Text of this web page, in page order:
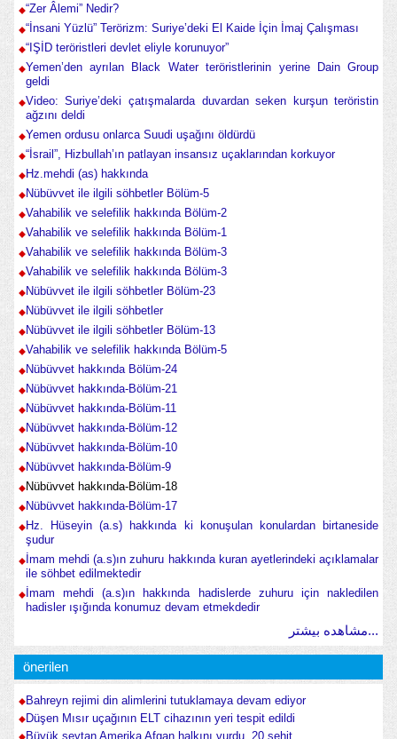
“Zer Âlemi” Nedir?
“İnsani Yüzlü” Terörizm: Suriye’deki El Kaide İçin İmaj Çalışması
“IŞİD teröristleri devlet eliyle korunuyor”
Yemen’den ayrılan Black Water teröristlerinin yerine Dain Group
geldi
Video: Suriye’deki çatışmalarda duvardan seken kurşun teröristin
ağzını deldi
Yemen ordusu onlarca Suudi uşağını öldürdü
“İsrail”, Hizbullah’ın patlayan insansız uçaklarından korkuyor
Hz.mehdi (as) hakkında
Nübüvvet ile ilgili söhbetler Bölüm-5
Vahabilik ve selefilik hakkında Bölüm-2
Vahabilik ve selefilik hakkında Bölüm-1
Vahabilik ve selefilik hakkında Bölüm-3
Vahabilik ve selefilik hakkında Bölüm-3
Nübüvvet ile ilgili söhbetler Bölüm-23
Nübüvvet ile ilgili söhbetler
Nübüvvet ile ilgili söhbetler Bölüm-13
Vahabilik ve selefilik hakkında Bölüm-5
Nübüvvet hakkında Bölüm-24
Nübüvvet hakkında-Bölüm-21
Nübüvvet hakkında-Bölüm-11
Nübüvvet hakkında-Bölüm-12
Nübüvvet hakkında-Bölüm-10
Nübüvvet hakkında-Bölüm-9
Nübüvvet hakkında-Bölüm-18
Nübüvvet hakkında-Bölüm-17
Hz. Hüseyin (a.s) hakkında ki konuşulan konulardan birtaneside
şudur
İmam mehdi (a.s)ın zuhuru hakkında kuran ayetlerindeki açıklamalar
ile söhbet edilmektedir
İmam mehdi (a.s)ın hakkında hadislerde zuhuru için nakledilen
hadisler ışığında konumuz devam etmekdedir
مشاهده بیشتر...
önerilen
Bahreyn rejimi din alimlerini tutuklamaya devam ediyor
Düşen Mısır uçağının ELT cihazının yeri tespit edildi
Büyük şeytan Amerika Afgan halkını vurdu. 20 şehit